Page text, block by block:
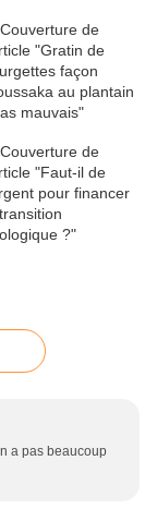
a pas beaucoup